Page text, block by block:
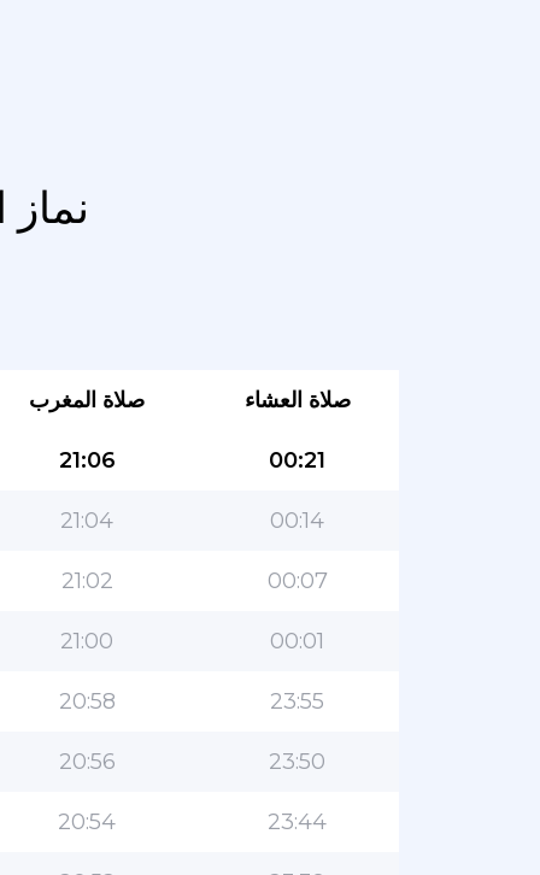
صلاة المغرب صلاة العشاء
21:06 00:21
21:04 00:14
21:02 00:07
21:00 00:01
20:58 23:55
20:56 23:50
20:54 23:44